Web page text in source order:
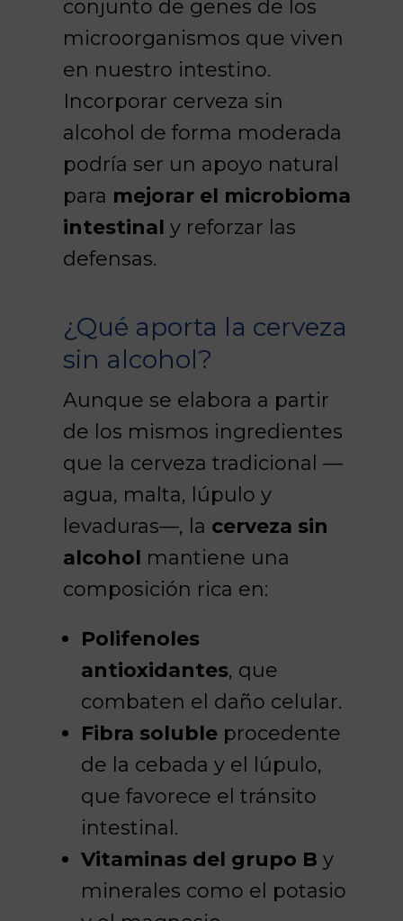
conjunto de genes de los
microorganismos que viven
en nuestro intestino.
Incorporar cerveza sin
alcohol de forma moderada
podría ser un apoyo natural
para mejorar el microbioma
intestinal y reforzar las
defensas.
¿Qué aporta la cerveza
sin alcohol?
Aunque se elabora a partir
de los mismos ingredientes
que la cerveza tradicional —
agua, malta, lúpulo y
levaduras—, la cerveza sin
alcohol mantiene una
composición rica en:
Polifenoles
antioxidantes, que
combaten el daño celular.
Fibra soluble procedente
de la cebada y el lúpulo,
que favorece el tránsito
intestinal.
Vitaminas del grupo B y
minerales como el potasio